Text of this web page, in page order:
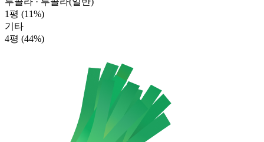
1평 (11%)
기타
4평 (44%)